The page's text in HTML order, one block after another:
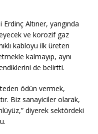
Altıner, yangında
ve korozif gaz
kabloyu ilk üreten
kalmayıp, aynı
de belirtti.
ödün vermek,
Biz sanayiciler olarak,
diyerek sektördeki